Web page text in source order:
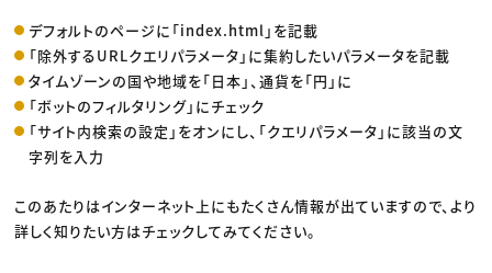
デフォルトのページに「index.html」を記載
「除外するURLクエリパラメータ」に集約したいパラメータを記載
タイムゾーンの国や地域を「日本」、通貨を「円」に
「ボットのフィルタリング」にチェック
「サイト内検索の設定」をオンにし、「クエリパラメータ」に該当の文
字列を入力
このあたりはインターネット上にもたくさん情報が出ていますので、より
詳しく知りたい方はチェックしてみてください。